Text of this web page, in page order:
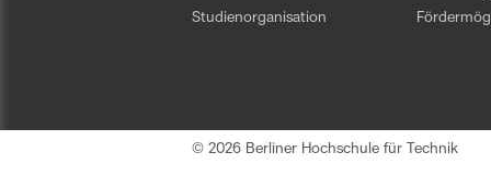
Studienorganisation
© 2026 Berliner Hochschule für Technik